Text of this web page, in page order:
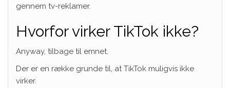
gennem tv-reklamer.
Hvorfor virker TikTok ikke?
Anyway, tilbage til emnet.
Der er en række grunde til, at TikTok muligvis ikke
virker.